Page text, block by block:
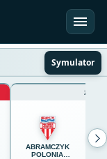
Symulator
ABRAMCZYK
POLONIA
65